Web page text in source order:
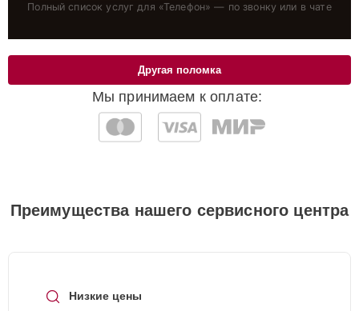
Полный список услуг для «Телефон» — по звонку или в чате
Мы принимаем к оплате:
Другая поломка
Преимущества нашего сервисного центра
Низкие цены